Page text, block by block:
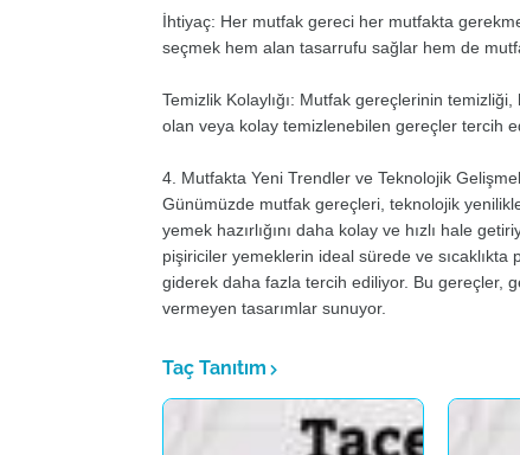
İhtiyaç: Her mutfak gereci her mutfakta
seçmek hem alan tasarrufu sağlar hem de
Temizlik Kolaylığı: Mutfak gereçlerinin
olan veya kolay temizlenebilen gereçler tercih
4. Mutfakta Yeni Trendler ve Teknolojik
Günümüzde mutfak gereçleri, teknolojik
yemek hazırlığını daha kolay ve hızlı hale
pişiriciler yemeklerin ideal sürede ve
giderek daha fazla tercih ediliyor. Bu gereçler,
vermeyen tasarımlar sunuyor.
Taç Tanıtım